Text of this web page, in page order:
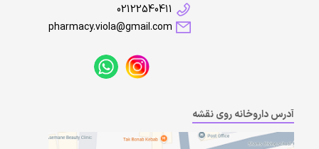
02122540411
pharmacy.viola@gmail.com
آدرس داروخانه روی نقشه